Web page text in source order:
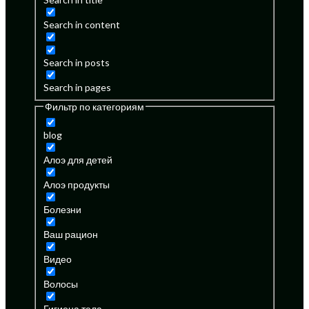
Search in content
Search in posts
Search in pages
Фильтр по категориям
blog
Алоэ для детей
Алоэ продукты
Болезни
Ваш рацион
Видео
Волосы